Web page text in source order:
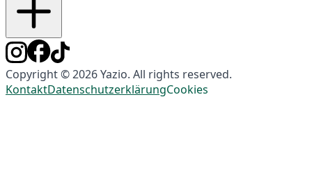
Copyright © 2026 Yazio. All rights reserved.
KontaktDatenschutzerklärungCookies